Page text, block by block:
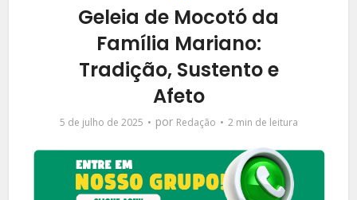
Geleia de Mocotó da
Família Mariano:
Tradição, Sustento e
Afeto
5 de julho de 2025 por Redação 2 min de leitura